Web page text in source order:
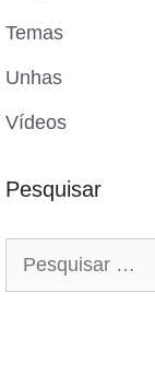
Temas
Unhas
Vídeos
Pesquisar
Pesquisar
por: